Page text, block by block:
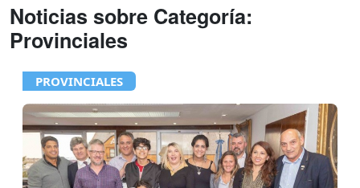
Noticias sobre Categoría:
Provinciales
PROVINCIALES